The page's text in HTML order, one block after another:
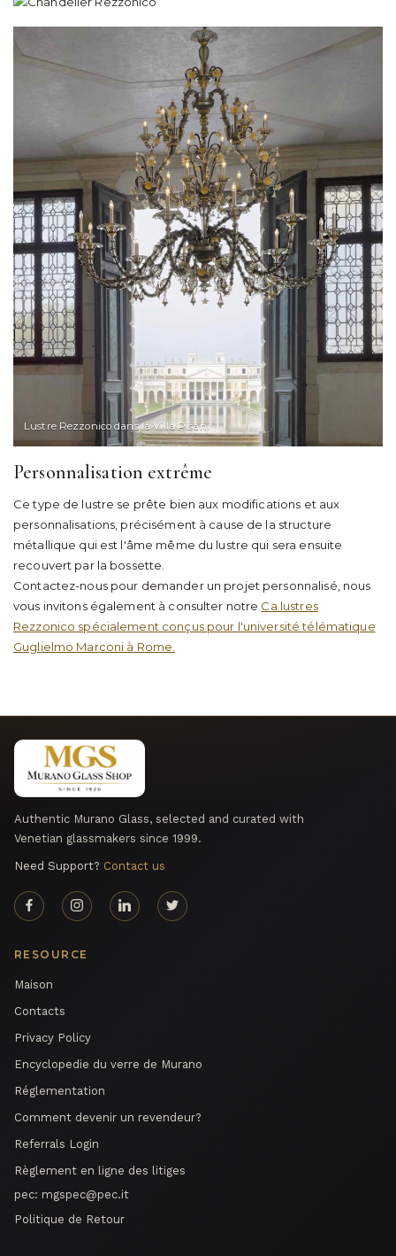
Lustre Rezzonico dans la Villa Pisani
Personnalisation extrême
Ce type de lustre se prête bien aux modifications et aux
personnalisations, précisément à cause de la structure
métallique qui est l'âme même du lustre qui sera ensuite
recouvert par la bossette.
Contactez-nous pour demander un projet personnalisé, nous
vous invitons également à consulter notre Ca lustres
Rezzonico spécialement conçus pour l'université télématique
Guglielmo Marconi à Rome.
Authentic Murano Glass, selected and curated with
Venetian glassmakers since 1999.
Need Support? Contact us
RESOURCE
Maison
Contacts
Privacy Policy
Encyclopedie du verre de Murano
Réglementation
Comment devenir un revendeur?
Referrals Login
Règlement en ligne des litiges
pec: mgspec@pec.it
Politique de Retour